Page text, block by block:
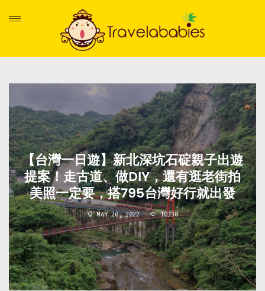
【台灣一日遊】新北深坑石碇親子出遊
提案！走古道、做DIY，還有逛老街拍
美照一定要，搭795台灣好行就出發
MAY 20, 2022 10330